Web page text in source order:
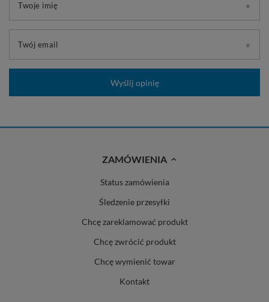
Twoje imię
Twój email
Wyślij opinię
ZAMÓWIENIA
Status zamówienia
Śledzenie przesyłki
Chcę zareklamować produkt
Chcę zwrócić produkt
Chcę wymienić towar
Kontakt